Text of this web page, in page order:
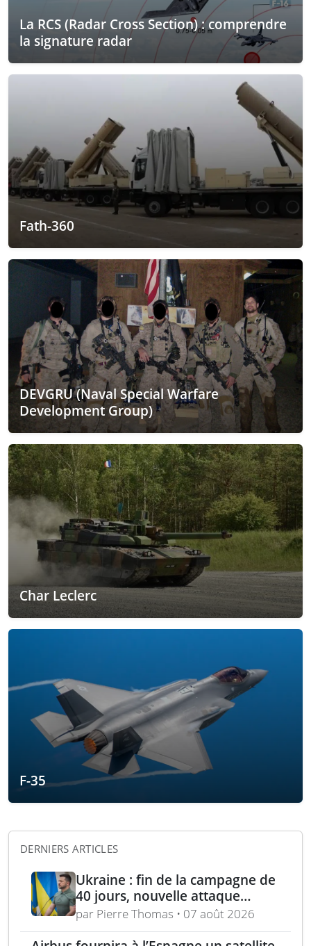
La RCS (Radar Cross Section) : comprendre
la signature radar
Fath-360
DEVGRU (Naval Special Warfare
Development Group)
Char Leclerc
F-35
DERNIERS ARTICLES
Ukraine : fin de la campagne de
40 jours, nouvelle attaque
contre Wildberries et
élimination d’un général russe à
par Pierre Thomas • 07 août 2026